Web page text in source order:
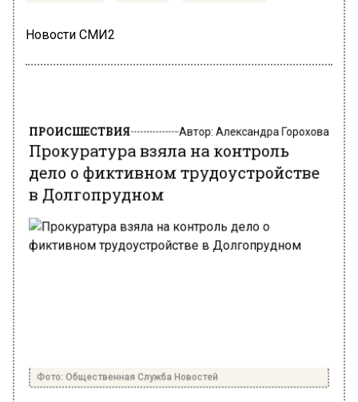
Новости СМИ2
Прокуратура взяла на контроль
дело о фиктивном трудоустройстве
в Долгопрудном